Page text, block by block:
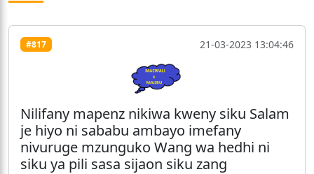
#817 21-03-2023 13:04:46
Nilifany mapenz nikiwa kweny siku Salam
je hiyo ni sababu ambayo imefany
nivuruge mzunguko Wang wa hedhi ni
siku ya pili sasa sijaon siku zang